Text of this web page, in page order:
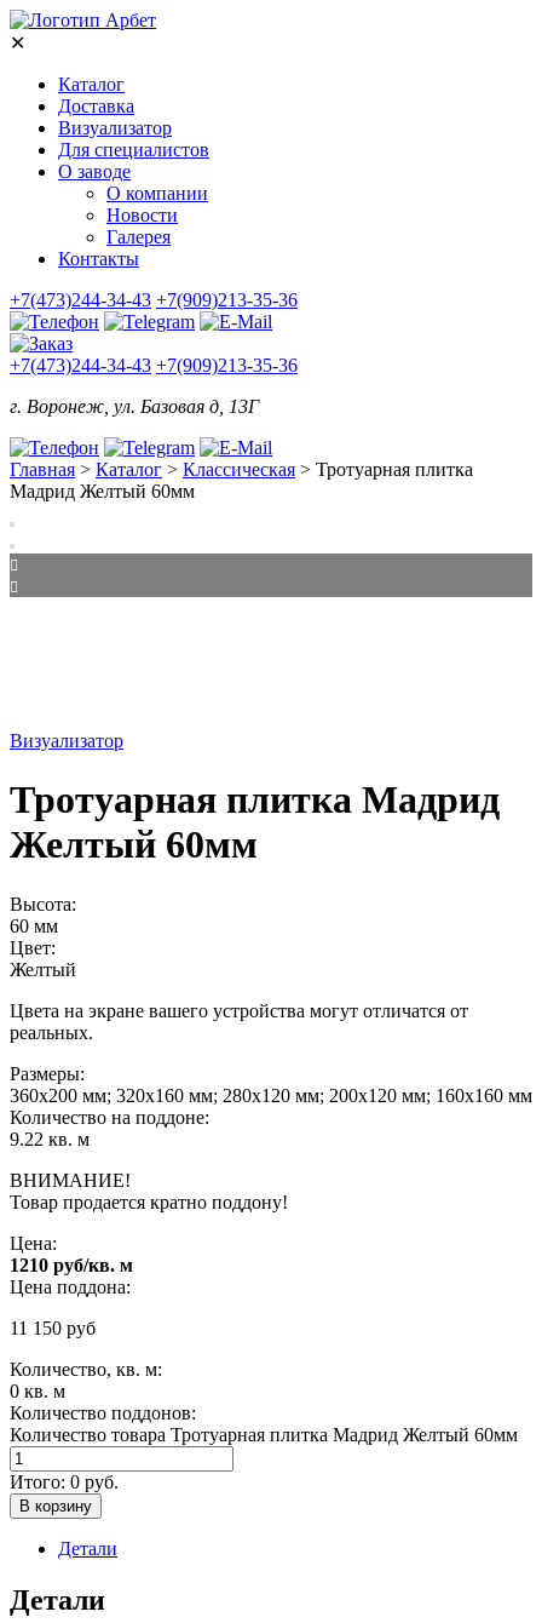
✕
Каталог
Доставка
Визуализатор
Для специалистов
О заводе
О компании
Новости
Галерея
Контакты
+7(473)244-34-43 +7(909)213-35-36
+7(473)244-34-43 +7(909)213-35-36
г. Воронеж, ул. Базовая д, 13Г
Главная > Каталог > Классическая > Тротуарная плитка
Мадрид Желтый 60мм
Визуализатор
Тротуарная плитка Мадрид
Желтый 60мм
Высота:
60 мм
Цвет:
Желтый
Цвета на экране вашего устройства могут отличатся от
реальных.
Размеры:
360х200 мм; 320х160 мм; 280х120 мм; 200х120 мм; 160х160 мм
Количество на поддоне:
9.22 кв. м
ВНИМАНИЕ!
Товар продается кратно поддону!
Цена:
1210 руб/кв. м
Цена поддона:
11 150 руб
Количество, кв. м:
0 кв. м
Количество поддонов:
Количество товара Тротуарная плитка Мадрид Желтый 60мм
Итого: 0 руб.
В корзину
Детали
Детали